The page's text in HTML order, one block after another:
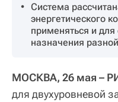
Система
энергетического
применяться и
назначения
МОСКВА, 26 мая –
для двухуровневой